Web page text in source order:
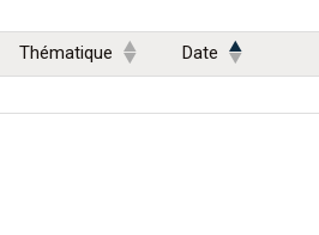
Thématique Date